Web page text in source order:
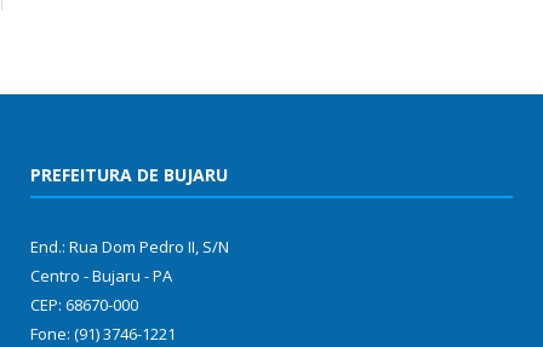
PREFEITURA DE BUJARU
End.: Rua Dom Pedro II, S/N
Centro - Bujaru - PA
CEP: 68670-000
Fone: (91) 3746-1221